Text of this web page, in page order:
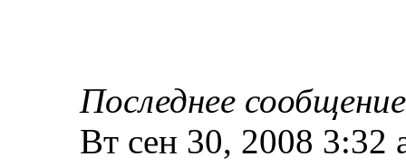
Последнее
Вт сен 30, 2008 3:32